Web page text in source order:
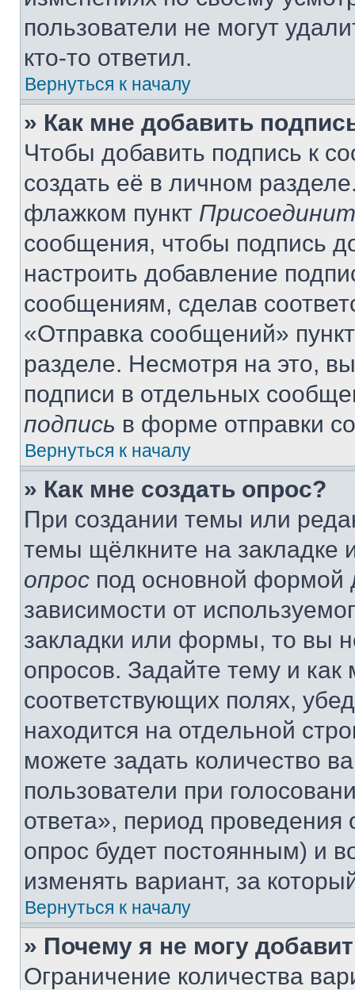
пользователи не могут
кто-то ответил.
Вернуться к началу
» Как мне добавить
Чтобы добавить подпись к
создать её в личном
флажком пункт
сообщения, чтобы подпись
настроить добавление
сообщениям, сделав
«Отправка сообщений»
разделе. Несмотря на это,
подписи в отдельных
подпись в форме отправки
Вернуться к началу
» Как мне создать опрос?
При создании темы или
темы щёлкните на
опрос под основной формой
зависимости от
закладки или формы, то вы
опросов. Задайте тему и
соответствующих полях,
находится на отдельной
можете задать количество
пользователи при
ответа», период проведения
опрос будет постоянным) и
изменять вариант, за
Вернуться к началу
» Почему я не могу
Ограничение количества